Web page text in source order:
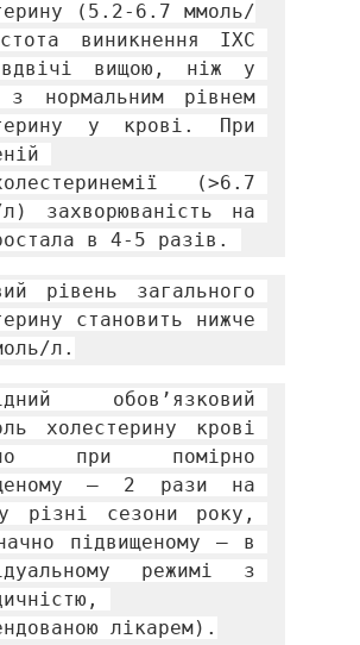
(5.2-6.7 ммоль/
виникнення ІХС
вищою, ніж у
з нормальним рівнем
у крові. При
(>6.7
л) захворюваність на
в 4-5 разів.
рівень загального
становить нижче
л.
обов’язковий
холестерину крові
при помірно
– 2 рази на
різні сезони року,
підвищеному – в
режимі з
лікарем).